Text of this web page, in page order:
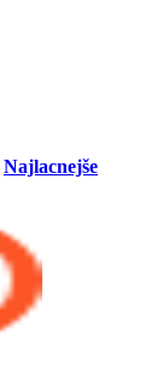
Najlacnejše